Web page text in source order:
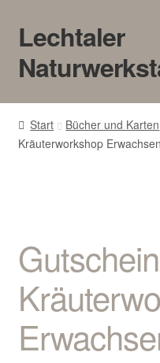
Zur
Navigation
springen
Zum
Inhalt
springen
Lechtaler
HOME
BLOG
Gewerbe
SHOP
Kontakt/Anfahrt
Start Bücher und Karten
Kräuterworkshop